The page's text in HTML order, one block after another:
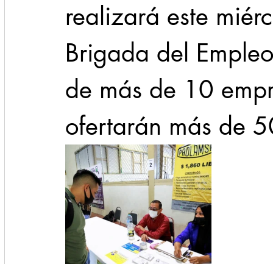
realizará este
Brigada del
de más de 10
ofertarán más de